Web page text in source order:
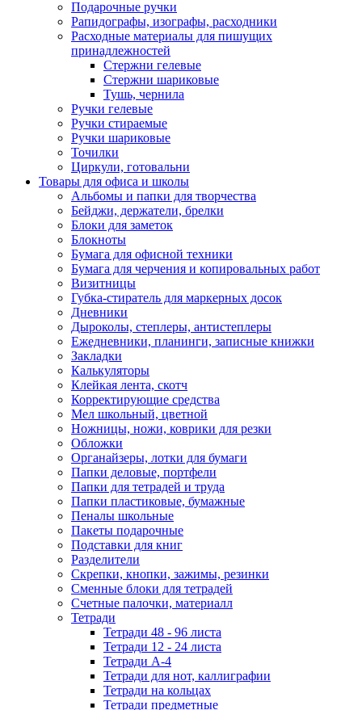
Подарочные ручки
Рапидографы, изографы, расходники
Расходные материалы для пишущих
принадлежностей
Стержни гелевые
Стержни шариковые
Тушь, чернила
Ручки гелевые
Ручки стираемые
Ручки шариковые
Точилки
Циркули, готовальни
Товары для офиса и школы
Альбомы и папки для творчества
Бейджи, держатели, брелки
Блоки для заметок
Блокноты
Бумага для офисной техники
Бумага для черчения и копировальных работ
Визитницы
Губка-стиратель для маркерных досок
Дневники
Дыроколы, степлеры, антистеплеры
Ежедневники, планинги, записные книжки
Закладки
Калькуляторы
Клейкая лента, скотч
Корректирующие средства
Мел школьный, цветной
Ножницы, ножи, коврики для резки
Обложки
Органайзеры, лотки для бумаги
Папки деловые, портфели
Папки для тетрадей и труда
Папки пластиковые, бумажные
Пеналы школьные
Пакеты подарочные
Подставки для книг
Разделители
Скрепки, кнопки, зажимы, резинки
Сменные блоки для тетрадей
Счетные палочки, материалл
Тетради
Тетради 48 - 96 листа
Тетради 12 - 24 листа
Тетради А-4
Тетради для нот, каллиграфии
Тетради на кольцах
Тетради предметные